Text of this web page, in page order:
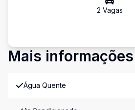
2 Vagas
Mais informações
Água Quente